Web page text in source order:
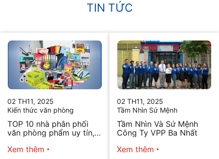
TIN TỨC
02 TH11, 2025
Kiến thức văn phòng
TOP 10 nhà phân phối
văn phòng phẩm uy tín,
Xem thêm
02 TH11, 2025
Tầm Nhìn Sứ Mệnh
Tầm Nhìn Và Sứ Mệnh
Công Ty VPP Ba Nhất
Xem thêm